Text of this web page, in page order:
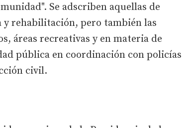
Se adscriben aquellas de
rehabilitación, pero también las
áreas recreativas y en materia de
pública en coordinación con policías
civil.